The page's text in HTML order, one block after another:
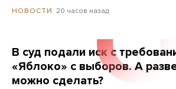
НОВОСТИ 20 часов назад
В суд подали иск с
«Яблоко» с выборов. А
можно сделать?